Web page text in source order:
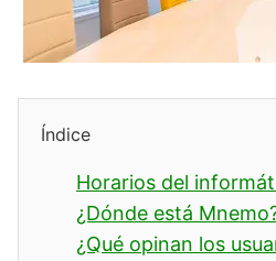
Índice
Horarios del
¿Dónde está
¿Qué opinan los